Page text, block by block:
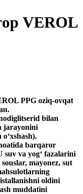
VEROL
PPG oziq-ovqat
bilan
jarayonini
barqaror
va yog‘ fazalarini
mayonez, sut
oldini
muddatini